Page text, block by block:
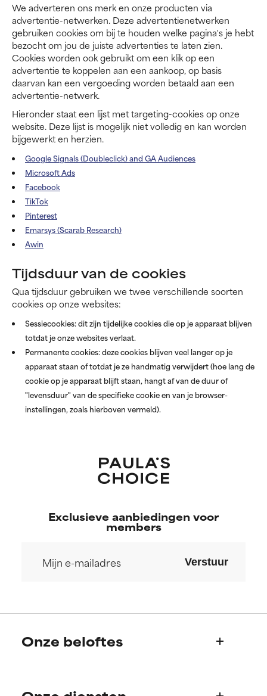
We adverteren ons merk en onze producten via
advertentie-netwerken. Deze advertentienetwerken
gebruiken cookies om bij te houden welke pagina's je hebt
bezocht om jou de juiste advertenties te laten zien.
Cookies worden ook gebruikt om een klik op een
advertentie te koppelen aan een aankoop, op basis
daarvan kan een vergoeding worden betaald aan een
advertentie-netwerk.
Hieronder staat een lijst met targeting-cookies op onze
website. Deze lijst is mogelijk niet volledig en kan worden
bijgewerkt en herzien.
Google Signals (Doubleclick) and GA Audiences
Microsoft Ads
Facebook
TikTok
Pinterest
Emarsys (Scarab Research)
Awin
Tijdsduur van de cookies
Qua tijdsduur gebruiken we twee verschillende soorten
cookies op onze websites:
Sessiecookies: dit zijn tijdelijke cookies die op je apparaat blijven
totdat je onze websites verlaat.
Permanente cookies: deze cookies blijven veel langer op je
apparaat staan of totdat je ze handmatig verwijdert (hoe lang de
cookie op je apparaat blijft staan, hangt af van de duur of
"levensduur" van de specifieke cookie en van je browser-
instellingen, zoals hierboven vermeld).
Exclusieve aanbiedingen voor
members
Verstuur
Onze beloftes